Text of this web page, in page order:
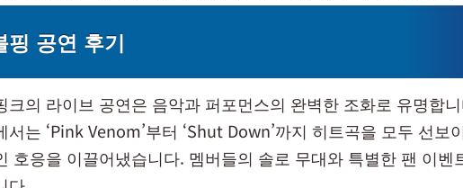
핑 공연 후기
크의 라이브 공연은 음악과 퍼포먼스의 완벽한 조화로 유명합
서는 ‘Pink Venom’부터 ‘Shut Down’까지 히트곡을 모두 선보
호응을 이끌어냈습니다. 멤버들의 솔로 무대와 특별한 팬 이벤